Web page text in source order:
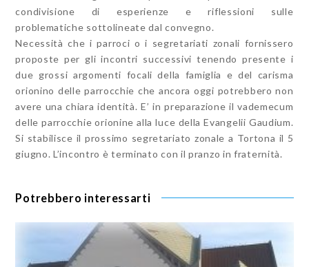
condivisione di esperienze e riflessioni sulle
problematiche sottolineate dal convegno.
Necessità che i parroci o i segretariati zonali fornissero
proposte per gli incontri successivi tenendo presente i
due grossi argomenti focali della famiglia e del carisma
orionino delle parrocchie che ancora oggi potrebbero non
avere una chiara identità. E’ in preparazione il vademecum
delle parrocchie orionine alla luce della Evangelii Gaudium.
Si stabilisce il prossimo segretariato zonale a Tortona il 5
giugno. L’incontro è terminato con il pranzo in fraternità.
Potrebbero interessarti